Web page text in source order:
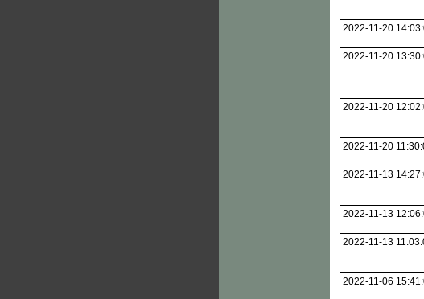
2022-11-20
2022-11-20
2022-11-20
2022-11-20
2022-11-13
2022-11-13
2022-11-13
2022-11-06